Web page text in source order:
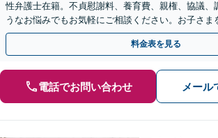
性弁護士在籍。不貞慰謝料、養育費、親権、協議、
うなお悩みでもお気軽にご相談ください。お子さま
も大歓迎です【青葉通一番町駅5分】
料金表を見る
電話でお問い合わせ メール